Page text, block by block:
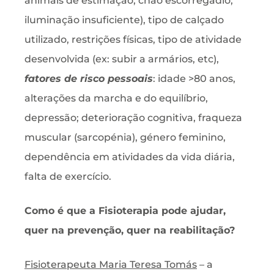
iluminação insuficiente), tipo de calçado
utilizado, restrições físicas, tipo de atividade
desenvolvida (ex: subir a armários, etc),
fatores de risco pessoais: idade >80 anos,
alterações da marcha e do equilíbrio,
depressão; deterioração cognitiva, fraqueza
muscular (sarcopénia), género feminino,
dependência em atividades da vida diária,
falta de exercício.
Como é que a Fisioterapia pode ajudar,
quer na prevenção, quer na reabilitação?
Fisioterapeuta Maria Teresa Tomás – a